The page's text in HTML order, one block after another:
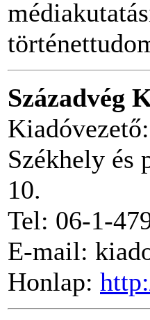
Századvég
Székhely és
10.
Tel: 06-1-
E-mail:
Honlap: